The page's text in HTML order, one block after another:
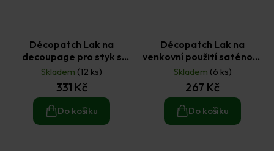
Décopatch Lak na
decoupage pro styk s
potravinami 180 ml
Skladem (12 ks)
331 Kč
Do košíku
Décopatch Lak na
venkovní použití saténový
180 g
Skladem (6 ks)
267 Kč
Do košíku